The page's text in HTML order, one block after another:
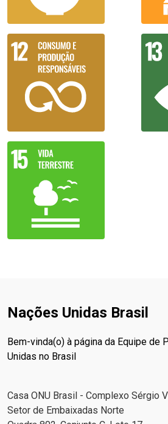
Nações Unidas Brasil
Bem-vinda(o) à página da Equipe de
Unidas no Brasil
Casa ONU Brasil - Complexo Sérgio
Setor de Embaixadas Norte